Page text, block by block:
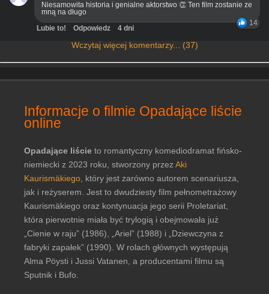
Niesamowita historia i genialne aktorstwo 👏 Ten film zostanie ze
mną na długo
14
Lubie to! Odpowiedz 4 dni
Wczytaj więcej komentarzy... (37)
Informacje o filmie Opadające liście
online
Opadające liście to romantyczny komediodramat fińsko-
niemiecki z 2023 roku, stworzony przez Aki
Kaurismäkiego , który jest zarówno autorem scenariusza,
jak i reżyserem. Jest to dwudziesty film pełnometrażowy
Kaurismäkiego oraz kontynuacja jego serii Proletariat,
która pierwotnie miała być trylogią i obejmowała już
„Cienie w raju” (1986), „Ariel” (1988) i „Dziewczyna z
fabryki zapałek” (1990). W rolach głównych występują
Alma Pöysti i Jussi Vatanen, a producentami filmu są
Sputnik i Bufo.